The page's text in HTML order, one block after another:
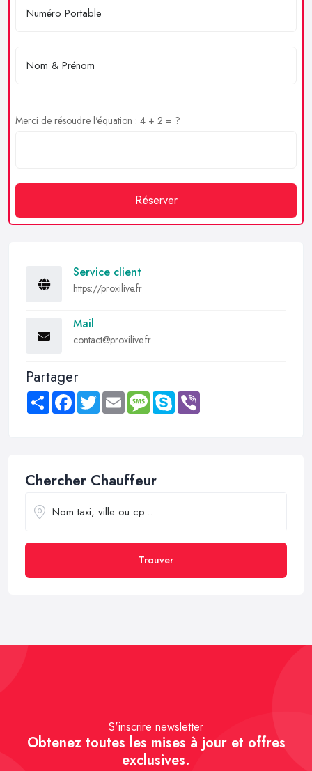
Merci de résoudre l'équation : 4 + 2 = ?
Réserver
Service client
https://proxilive.fr
Mail
contact@proxilive.fr
Partager
Share FacebookTwitter Email MessageSkype
Chercher Chauffeur
Trouver
S'inscrire newsletter
Obtenez toutes les mises à jour et offres
exclusives.